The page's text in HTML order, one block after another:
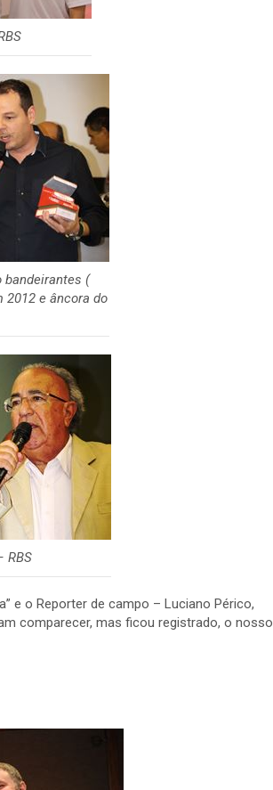
bandeirantes (
2012 e âncora do
RBS
e o Reporter de campo – Luciano Périco,
comparecer, mas ficou registrado, o nosso